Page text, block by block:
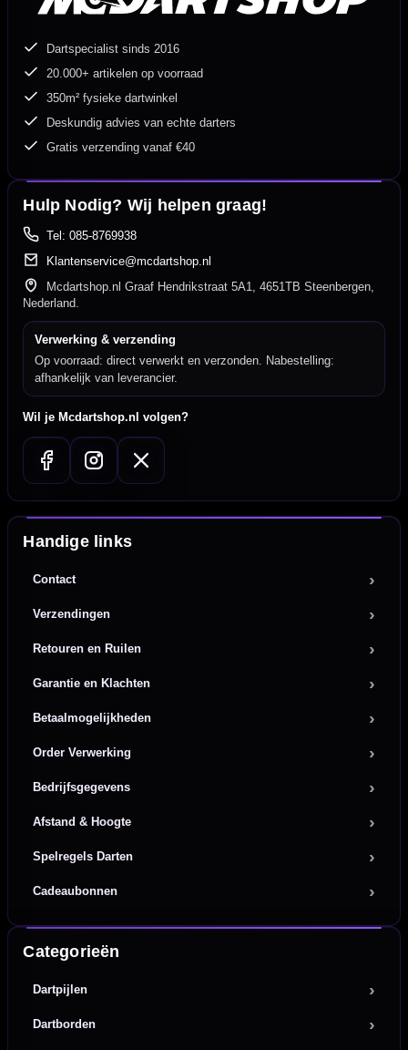
Dartspecialist sinds 2016
20.000+ artikelen op voorraad
350m² fysieke dartwinkel
Deskundig advies van echte darters
Gratis verzending vanaf €40
Hulp Nodig? Wij helpen graag!
Tel: 085-8769938
Klantenservice@mcdartshop.nl
Mcdartshop.nl Graaf Hendrikstraat 5A1, 4651TB Steenbergen,
Nederland.
Verwerking & verzending
Op voorraad: direct verwerkt en verzonden. Nabestelling:
afhankelijk van leverancier.
Wil je Mcdartshop.nl volgen?
Handige links
Contact
Verzendingen
Retouren en Ruilen
Garantie en Klachten
Betaalmogelijkheden
Order Verwerking
Bedrijfsgegevens
Afstand & Hoogte
Spelregels Darten
Cadeaubonnen
Categorieën
Dartpijlen
Dartborden